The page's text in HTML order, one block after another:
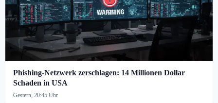
Phishing-Netzwerk zerschlagen: 14 Millionen Dollar
Schaden in USA
Gestern, 20:45 Uhr